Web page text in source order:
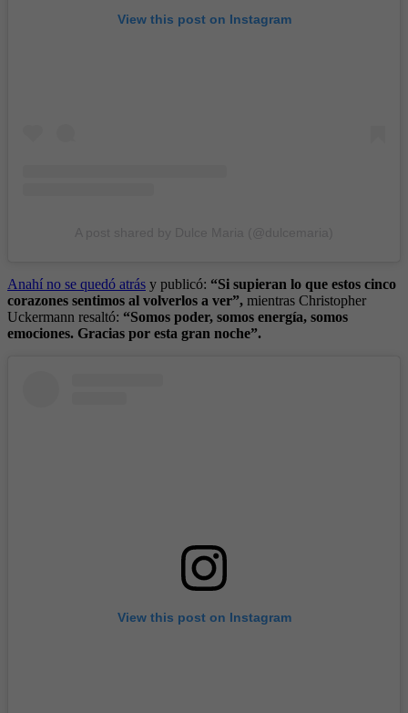
View this post on Instagram
Anahí no se quedó atrás y publicó: “Si supieran lo que estos cinco
corazones sentimos al volverlos a ver”, mientras Christopher
Uckermann resaltó: “Somos poder, somos energía, somos
emociones. Gracias por esta gran noche”.
View this post on Instagram